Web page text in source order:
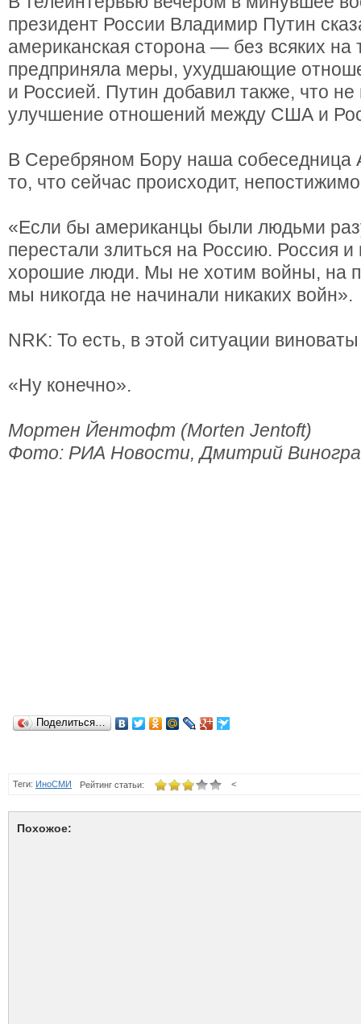
президент России Владимир Путин
американская сторона — без всяких
предприняла меры, ухудшающие
и Россией. Путин добавил также, что не
улучшение отношений между США и
В Серебряном Бору наша собеседница
то, что сейчас происходит,
«Если бы американцы были людьми
перестали злиться на Россию. Россия
хорошие люди. Мы не хотим войны, на
мы никогда не начинали никаких войн».
NRK: То есть, в этой ситуации
«Ну конечно».
Мортен Йентофт (Morten Jentoft)
Фото: РИА Новости, Дмитрий
Поделиться…
Теги: ИноСМИ <
Рейтинг статьи:
Похожое: